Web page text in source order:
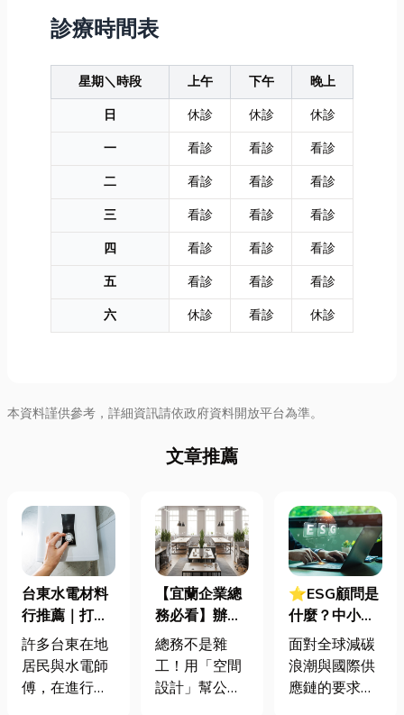
診療時間表
星期＼時段 上午 下午
晚上
日
休診 休診
休診
一
看診 看診
看診
二
看診 看診
看診
三
看診 看診
看診
四
看診 看診
看診
五
看診 看診
看診
六
休診 看診 休診
本資料謹供參考，詳細資訊請依政府資料開放平台為準。
文章推薦
台東水電材料
行推薦｜打造
安全耐用的居
家環境
許多台東在地
居民與水電師
傅，在進行居
【宜蘭企業總
務必看】辦公
室如何打造高
效能職場？從
辦公桌椅、系
總務不是雜
工！用「空間
設計」幫公司
⭐ESG顧問是
什麼？中小企
業挑選四大永
續顧問服務的
實用指南
面對全球減碳
浪潮與國際供
應鏈的要求，